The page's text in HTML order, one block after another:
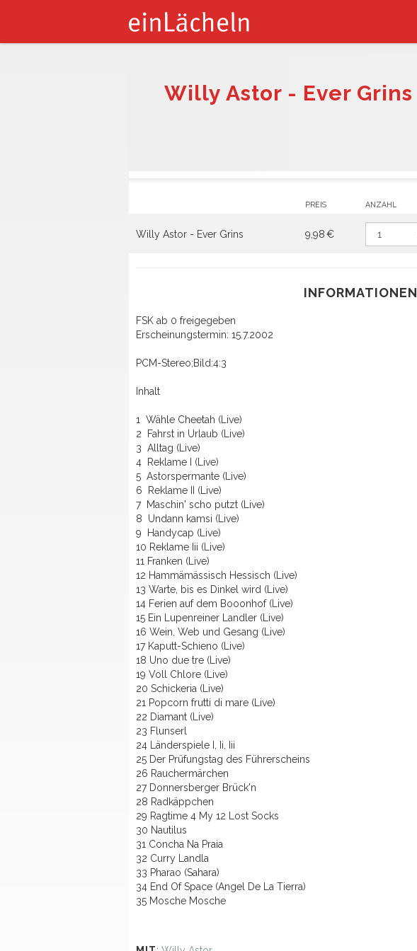
Willy Astor - Ever Grins
PREIS ANZAHL
Willy Astor - Ever Grins 9,98 €
INFORMATIONEN
FSK ab 0 freigegeben
Erscheinungstermin: 15.7.2002
PCM-Stereo;Bild:4:3
Inhalt
1 Wähle Cheetah (Live)
2 Fahrst in Urlaub (Live)
3 Alltag (Live)
4 Reklame I (Live)
5 Astorspermante (Live)
6 Reklame II (Live)
7 Maschin' scho putzt (Live)
8 Undann kamsi (Live)
9 Handycap (Live)
10 Reklame Iii (Live)
11 Franken (Live)
12 Hammämässisch Hessisch (Live)
13 Warte, bis es Dinkel wird (Live)
14 Ferien auf dem Booonhof (Live)
15 Ein Lupenreiner Landler (Live)
16 Wein, Web und Gesang (Live)
17 Kaputt-Schieno (Live)
18 Uno due tre (Live)
19 Voll Chlore (Live)
20 Schickeria (Live)
21 Popcorn frutti di mare (Live)
22 Diamant (Live)
23 Flunserl
24 Länderspiele I, Ii, Iii
25 Der Prüfungstag des Führerscheins
26 Rauchermärchen
27 Donnersberger Brück'n
28 Radkäppchen
29 Ragtime 4 My 12 Lost Socks
30 Nautilus
31 Concha Na Praia
32 Curry Landla
33 Pharao (Sahara)
34 End Of Space (Angel De La Tierra)
35 Mosche Mosche